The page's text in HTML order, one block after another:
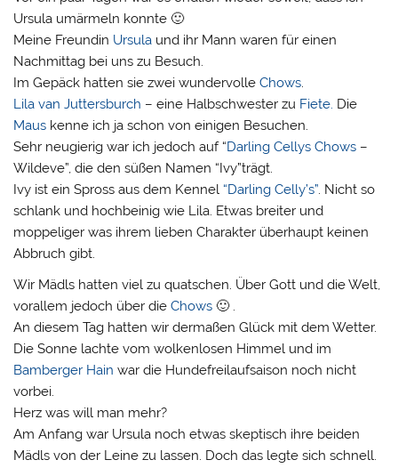
Ursula umärmeln konnte 🙂
Meine Freundin Ursula und ihr Mann waren für einen
Nachmittag bei uns zu Besuch.
Im Gepäck hatten sie zwei wundervolleChows.
Lila van Juttersburch – eine Halbschwester zu Fiete. Die
Maus kenne ich ja schon von einigen Besuchen.
Sehr neugierig war ich jedoch auf “Darling Cellys Chows –
Wildeve”, die den süßen Namen “Ivy”trägt.
Ivy ist ein Spross aus dem Kennel “Darling Celly’s”. Nicht so
schlank und hochbeinig wie Lila. Etwas breiter und
moppeliger was ihrem lieben Charakter überhaupt keinen
Abbruch gibt.
Wir Mädls hatten viel zu quatschen. Über Gott und die Welt,
vorallem jedoch über die Chows 🙂 .
An diesem Tag hatten wir dermaßen Glück mit dem Wetter.
Die Sonne lachte vom wolkenlosen Himmel und im
Bamberger Hain war die Hundefreilaufsaison noch nicht
vorbei.
Herz was will man mehr?
Am Anfang war Ursula noch etwas skeptisch ihre beiden
Mädls von der Leine zu lassen. Doch das legte sich schnell.